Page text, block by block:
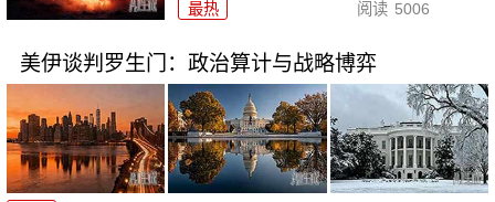
最热 阅读 5006
美伊谈判罗生门：政治算计与战略博弈